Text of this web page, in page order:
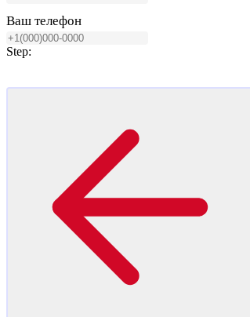
Ваш телефон
Step: